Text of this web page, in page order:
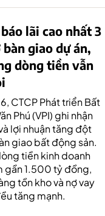
lãi cao nhất 3
bàn giao dự án,
dòng tiền vẫn
CTCP Phát triển Bất
Phú (VPI) ghi nhận
lợi nhuận tăng đột
giao bất động sản.
tiền kinh doanh
gần 1.500 tỷ đồng,
tồn kho và nợ vay
tăng mạnh.